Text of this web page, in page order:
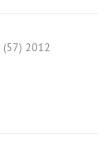
2012